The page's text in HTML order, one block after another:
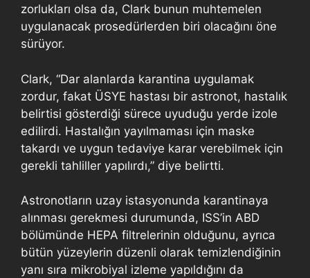
zorlukları olsa da, Clark bunun muhtemelen
uygulanacak prosedürlerden biri olacağını öne
sürüyor.
Clark, “Dar alanlarda karantina uygulamak
zordur, fakat ÜSYE hastası bir astronot, hastalık
belirtisi gösterdiği sürece uyuduğu yerde izole
edilirdi. Hastalığın yayılmaması için maske
takardı ve uygun tedaviye karar verebilmek için
gerekli tahliller yapılırdı,” diye belirtti.
Astronotların uzay istasyonunda karantinaya
alınması gerekmesi durumunda, ISS’in ABD
bölümünde HEPA filtrelerinin olduğunu, ayrıca
bütün yüzeylerin düzenli olarak temizlendiğinin
yanı sıra mikrobiyal izleme yapıldığını da